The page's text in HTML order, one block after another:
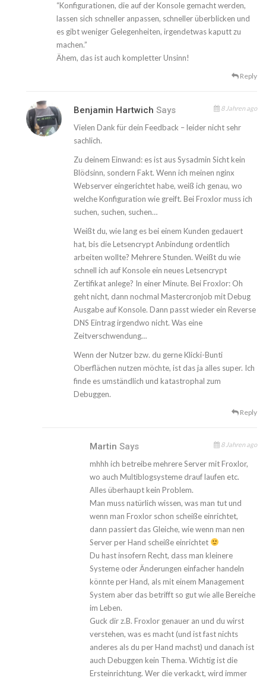
“Konfigurationen, die auf der Konsole gemacht werden,
lassen sich schneller anpassen, schneller überblicken und
es gibt weniger Gelegenheiten, irgendetwas kaputt zu
machen.”
Ähem, das ist auch kompletter Unsinn!
Reply
Benjamin Hartwich Says 8 Jahren ago
Vielen Dank für dein Feedback – leider nicht sehr
sachlich.
Zu deinem Einwand: es ist aus Sysadmin Sicht kein
Blödsinn, sondern Fakt. Wenn ich meinen nginx
Webserver eingerichtet habe, weiß ich genau, wo
welche Konfiguration wie greift. Bei Froxlor muss ich
suchen, suchen, suchen…
Weißt du, wie lang es bei einem Kunden gedauert
hat, bis die Letsencrypt Anbindung ordentlich
arbeiten wollte? Mehrere Stunden. Weißt du wie
schnell ich auf Konsole ein neues Letsencrypt
Zertifikat anlege? In einer Minute. Bei Froxlor: Oh
geht nicht, dann nochmal Mastercronjob mit Debug
Ausgabe auf Konsole. Dann passt wieder ein Reverse
DNS Eintrag irgendwo nicht. Was eine
Zeitverschwendung…
Wenn der Nutzer bzw. du gerne Klicki-Bunti
Oberflächen nutzen möchte, ist das ja alles super. Ich
finde es umständlich und katastrophal zum
Debuggen.
Reply
MartinSays 8 Jahren ago
mhhh ich betreibe mehrere Server mit Froxlor,
wo auch Multiblogsysteme drauf laufen etc.
Alles überhaupt kein Problem.
Man muss natürlich wissen, was man tut und
wenn man Froxlor schon scheiße einrichtet,
dann passiert das Gleiche, wie wenn man nen
Server per Hand scheiße einrichtet
Du hast insofern Recht, dass man kleinere
Systeme oder Änderungen einfacher handeln
könnte per Hand, als mit einem Management
System aber das betrifft so gut wie alle Bereiche
im Leben.
Guck dir z.B. Froxlor genauer an und du wirst
verstehen, was es macht (und ist fast nichts
anderes als du per Hand machst) und danach ist
auch Debuggen kein Thema. Wichtig ist die
Ersteinrichtung. Wer die verkackt, wird immer